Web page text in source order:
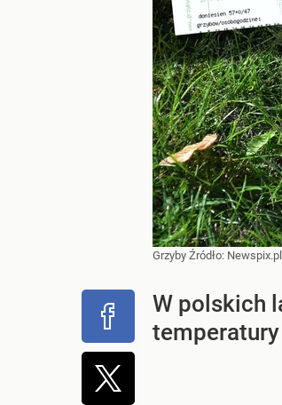
Grzyby Źródło: Newspix.pl
W polskich
temperatury